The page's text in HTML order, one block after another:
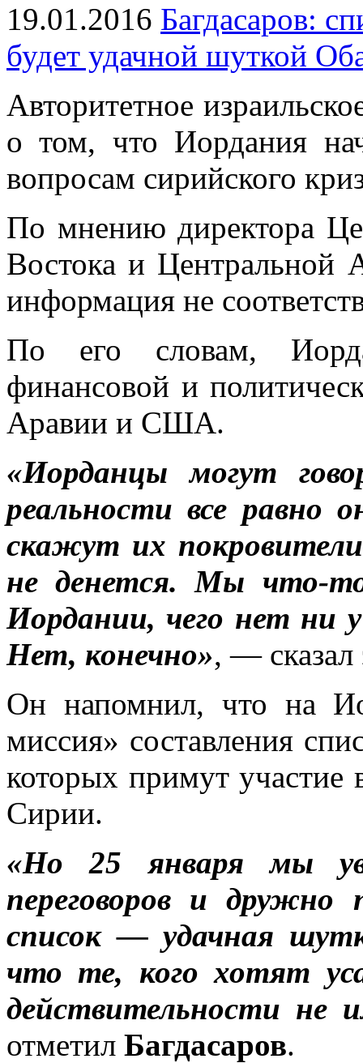
19.01.2016 Багдасаров:
будет удачной шуткой
Авторитетное
о том, что Иордания
вопросам сирийского
По мнению директора
Востока и Центральной
информация не
По его словам,
финансовой и
Аравии и США.
«Иорданцы могут
реальности все равно
скажут их
не денется. Мы что-
Иордании, чего нет ни
Нет, конечно», — сказал
Он напомнил, что на
миссия» составления
которых примут участие
Сирии.
«Но 25 января мы
переговоров и
список — удачная
что те, кого хотят
действительности не
отметил Багдасаров.